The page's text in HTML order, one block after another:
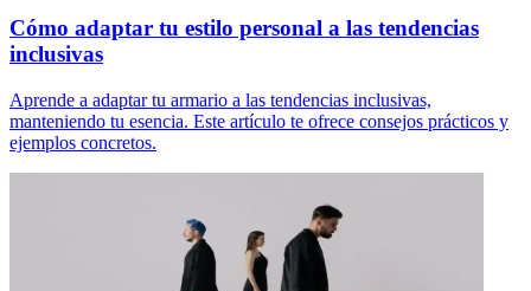
Cómo adaptar tu estilo personal a las tendencias
inclusivas
Aprende a adaptar tu armario a las tendencias inclusivas,
manteniendo tu esencia. Este artículo te ofrece consejos prácticos y
ejemplos concretos.